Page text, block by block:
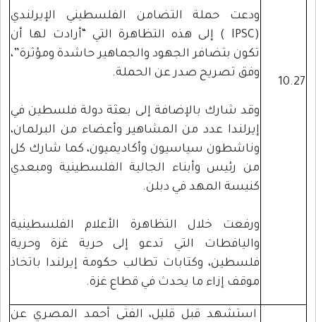
ودعت حملة التضامن الفلسطيني الإيرلندي
(IPSC ) إلى هذه التظاهرة التي “أرادت لها أن
تكون بتضافر الجهود والجماهير حاشدة ومؤثرة”،
وفق تصريح صدر عن الحملة.
وقد شارك بالإضافة إلى بعثة دولة فلسطين في
إيرلندا عدد من المشاهير وأعضاء من البرلمان،
وناشطون سياسيون وأكاديميون، كما شارك كل
من رئيس وأبناء الجالية الفلسطينية ومبعدي
كنيسة المهد في دبلن.
ورفعت خلال التظاهرة الأعلام الفلسطينية
واليافطات التي تدعو إلى حرية غزة وحرية
فلسطين، وكتابات تطالب حكومة إيرلندا باتخاذ
موقف إزاء ما يحدث في قطاع غزة.
10.27
استشهد قبل قليل، الفتى أحمد المصري عن